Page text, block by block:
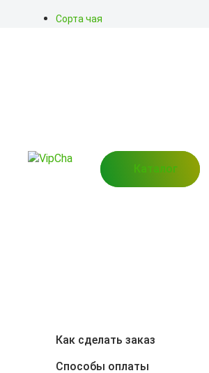
Сорта чая
Каталог
Как сделать заказ
Способы оплаты